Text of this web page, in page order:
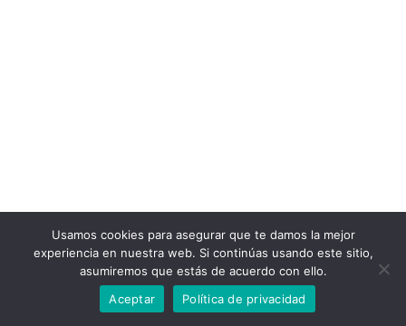
© 2022 Bizitza
Usamos cookies para asegurar que te damos la mejor
experiencia en nuestra web. Si continúas usando este sitio,
asumiremos que estás de acuerdo con ello.
Aceptar
Política de privacidad